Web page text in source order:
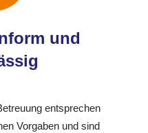
und
entsprechen
Vorgaben und sind